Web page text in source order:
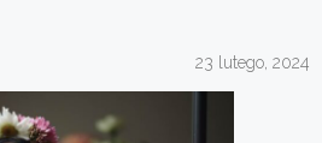
23 lutego, 2024